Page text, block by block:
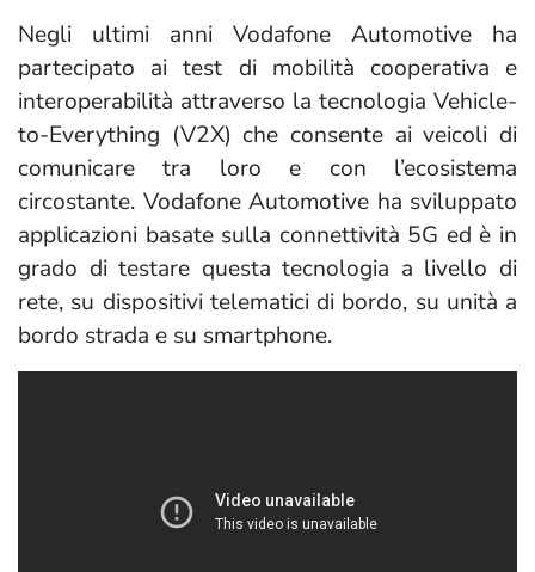
Negli ultimi anni Vodafone Automotive ha
partecipato ai test di mobilità cooperativa e
interoperabilità attraverso la tecnologia Vehicle-
to-Everything (V2X) che consente ai veicoli di
comunicare tra loro e con l’ecosistema
circostante. Vodafone Automotive ha sviluppato
applicazioni basate sulla connettività 5G ed è in
grado di testare questa tecnologia a livello di
rete, su dispositivi telematici di bordo, su unità a
bordo strada e su smartphone.